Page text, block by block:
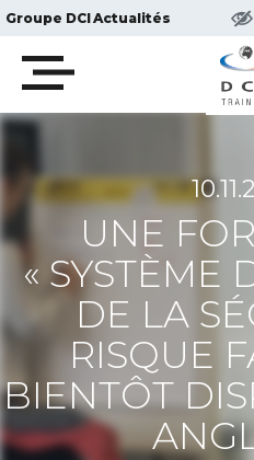
Groupe DCIActualités
Ouvrir
la
mobile
UNE
« SYSTÈME
DE LA
RISQUE
BIENTÔT